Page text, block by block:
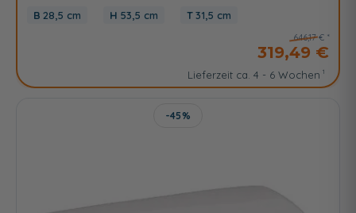
28,5 cm 53,5 cm 31,5 cm
646,17 €
319,49 €
Lieferzeit ca. 4 - 6 Wochen
-45%